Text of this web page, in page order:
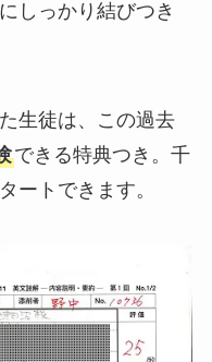
しっかり結びつき
生徒は、この過去
できる特典つき。千
ートできます。